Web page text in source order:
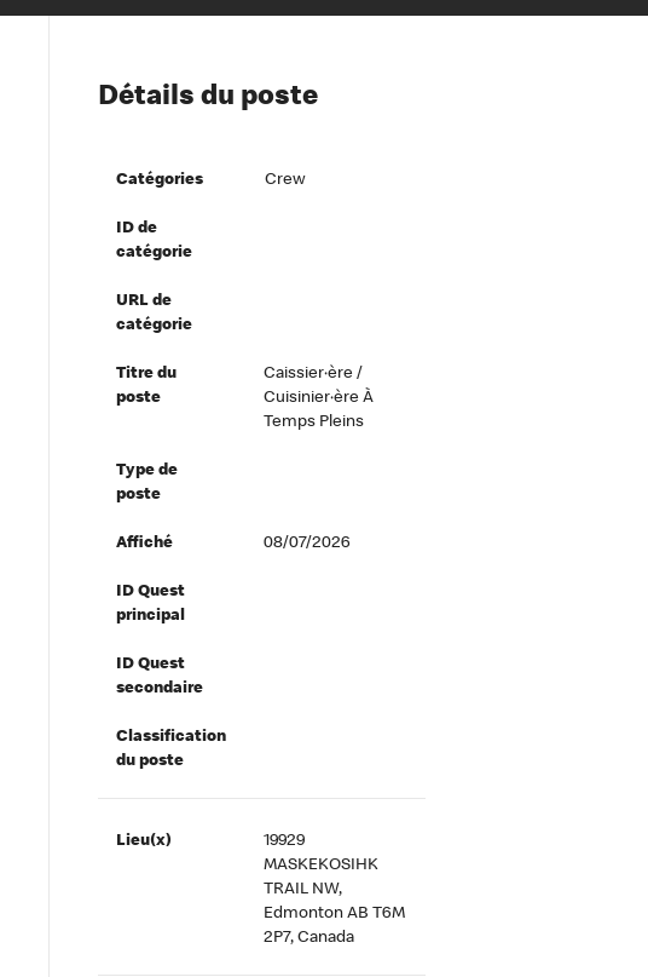
Notre vision à l’égard de nos employés
Nos principes directeurs
Diversité, équité et inclusion
Santé et sécurité au travail
Accommodements
Détails du poste
Catégories Crew
ID de
catégorie
URL de
catégorie
Titre du
poste
Caissier·ère /
Cuisinier·ère À
Temps Pleins
Type de
poste
Affiché 08/07/2026
ID Quest
principal
ID Quest
secondaire
Classification
du poste
Lieu(x)
19929
MASKEKOSIHK
TRAIL NW,
Edmonton AB T6M
2P7, Canada